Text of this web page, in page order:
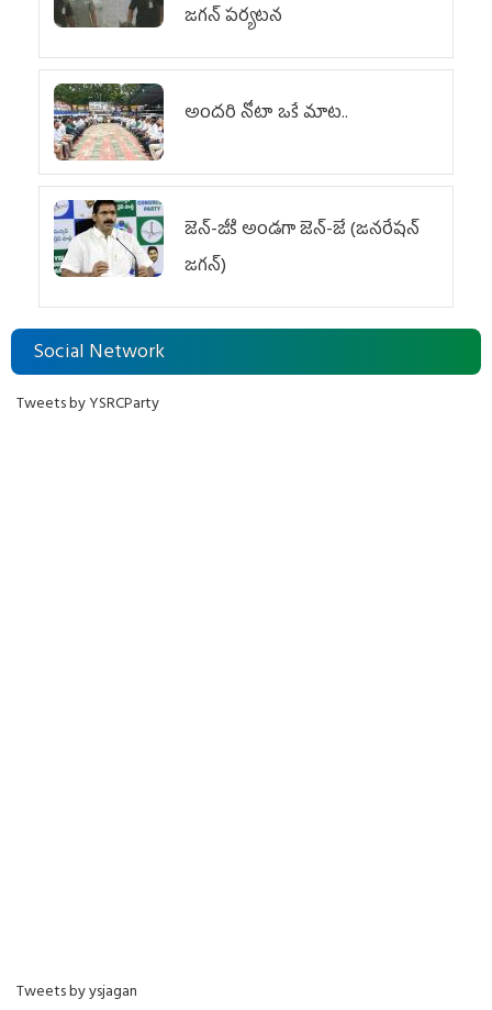
జగన్‌ పర్యటన
అందరి నోటా ఒకే మాట..
జెన్‌-జీకి అండగా జెన్‌-జే (జనరేషన్
జగన్)
Social Network
Tweets by YSRCParty
Tweets by ysjagan